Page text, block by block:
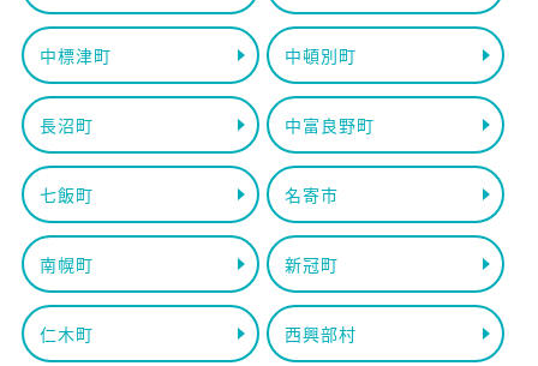
中標津町 中頓別町
長沼町 中富良野町
七飯町 名寄市
南幌町 新冠町
仁木町 西興部村